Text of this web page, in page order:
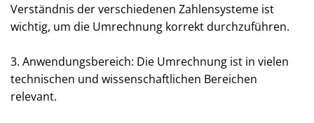
Verständnis der verschiedenen Zahlensysteme ist
wichtig, um die Umrechnung korrekt durchzuführen.
3. Anwendungsbereich: Die Umrechnung ist in vielen
technischen und wissenschaftlichen Bereichen
relevant.